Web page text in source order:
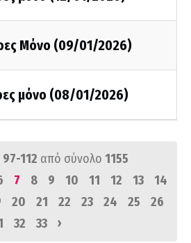
Μόνο (09/01/2026)
μόνο (08/01/2026)
97-112 από σύνολο 1155
7 8 9 10 11 12 13
14
20 21 22 23 24 25
26
32 33 ›